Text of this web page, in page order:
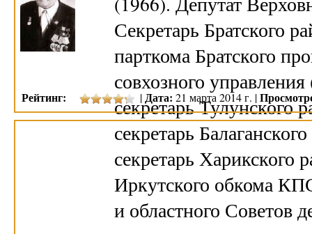
Секретарь Братского
парткома Братского
совхозного
секретарь Тулунского
секретарь
секретарь Харикского
Иркутского обкома
и областного Советов
Рейтинг: |Дата: 21 марта 2014 г. |